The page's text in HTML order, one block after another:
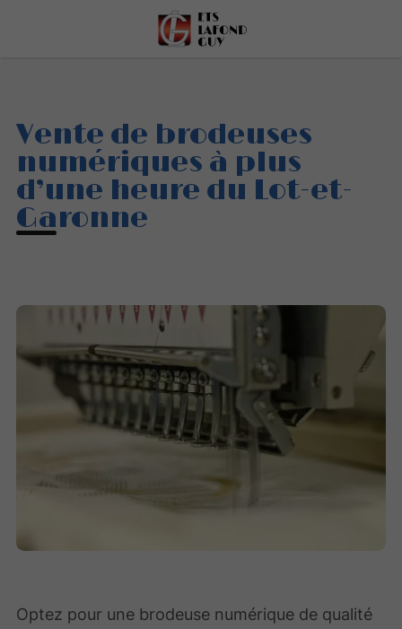
Vente de brodeuses
numériques à plus
d’une heure du Lot-et-
Garonne
Optez pour une brodeuse numérique de qualité